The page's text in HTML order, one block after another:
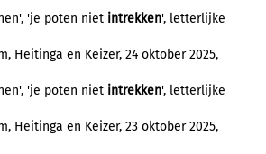
'je poten niet intrekken', letterlijke
Heitinga en Keizer, 24 oktober 2025,
'je poten niet intrekken', letterlijke
Heitinga en Keizer, 23 oktober 2025,